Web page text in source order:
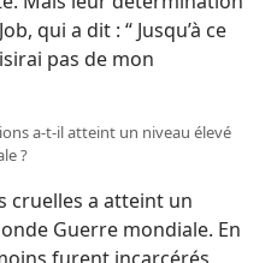
qui a dit : “ Jusqu’à ce
pas de mon
a-​t-​il atteint un niveau élevé
?
cruelles a atteint un
Guerre mondiale. En